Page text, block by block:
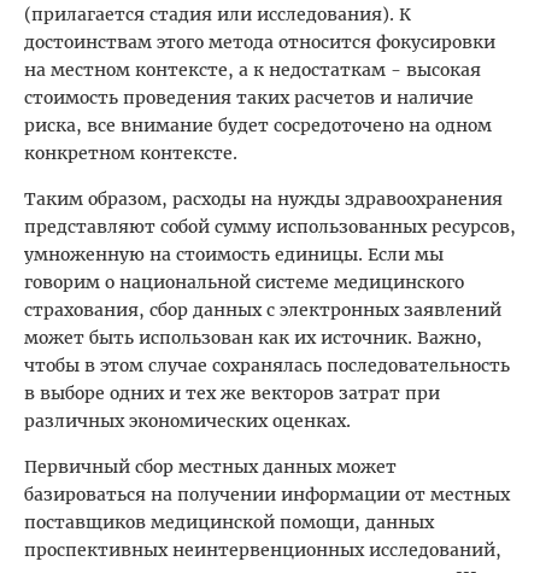
(прилагается стадия или исследования). К
достоинствам этого метода относится фокусировки
на местном контексте, а к недостаткам - высокая
стоимость проведения таких расчетов и наличие
риска, все внимание будет сосредоточено на одном
конкретном контексте.
Таким образом, расходы на нужды здравоохранения
представляют собой сумму использованных ресурсов,
умноженную на стоимость единицы. Если мы
говорим о национальной системе медицинского
страхования, сбор данных с электронных заявлений
может быть использован как их источник. Важно,
чтобы в этом случае сохранялась последовательность
в выборе одних и тех же векторов затрат при
различных экономических оценках.
Первичный сбор местных данных может
базироваться на получении информации от местных
поставщиков медицинской помощи, данных
проспективных неинтервенционных исследований,